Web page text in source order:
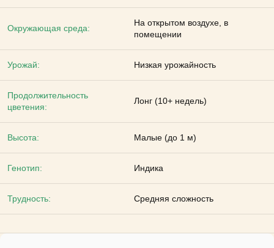
Окружающая среда:
На открытом воздухе, в
помещении
Урожай: Низкая урожайность
Продолжительность
цветения:
Лонг (10+ недель)
Высота: Малые (до 1 м)
Генотип: Индика
Трудность: Средняя сложность